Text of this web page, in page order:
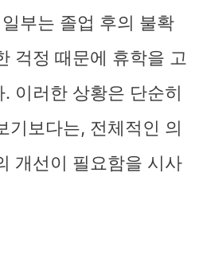
부는 졸업 후의 불확
걱정 때문에 휴학을 고
이러한 상황은 단순히
기보다는, 전체적인 의
개선이 필요함을 시사